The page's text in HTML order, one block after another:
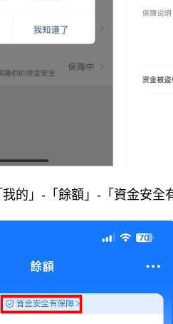
的」-「餘額」-「資金安全